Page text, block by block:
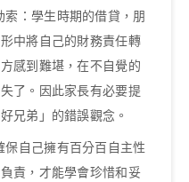
：學生時期的借貸，朋
中將自己的財務責任轉
感到難堪，在不自覺的
了。因此家長有必要提
兄弟」的錯誤觀念。
自己擁有百分百自主性
責，才能學會珍惜和妥